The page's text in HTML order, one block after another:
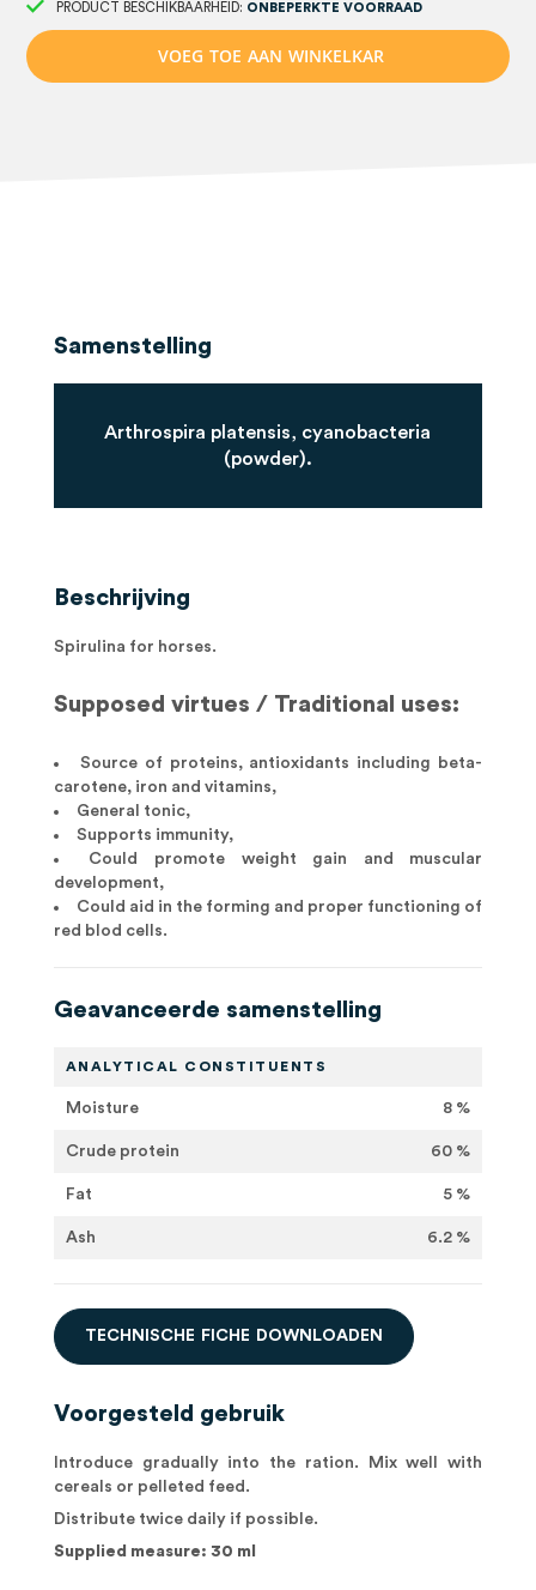
PRODUCT BESCHIKBAARHEID: ONBEPERKTE VOORRAAD
VOEG TOE AAN WINKELKAR
Samenstelling
Arthrospira platensis, cyanobacteria
(powder).
Beschrijving
Spirulina for horses.
Supposed virtues / Traditional uses:
Source of proteins, antioxidants including beta-
carotene, iron and vitamins,
General tonic,
Supports immunity,
Could promote weight gain and muscular
development,
Could aid in the forming and proper functioning of
red blod cells.
Geavanceerde samenstelling
ANALYTICAL CONSTITUENTS
Moisture 8 %
Crude protein 60 %
Fat 5 %
Ash 6.2 %
T ECH N SCH E FI CH E DOWN LOAD E N
Voorgesteld gebruik
Introduce gradually into the ration. Mix well with
cereals or pelleted feed.
Distribute twice daily if possible.
Supplied measure: 30 ml